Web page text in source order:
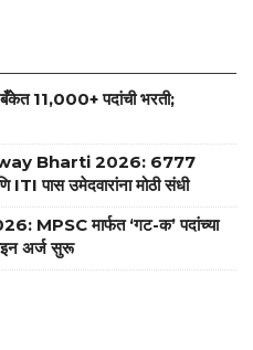
11,000+ पदांची भरती;
Bharti 2026: 6777
ITI पास उमेदवारांना मोठी संधी
मार्फत ‘गट-क’ पदांच्या
अर्ज सुरू